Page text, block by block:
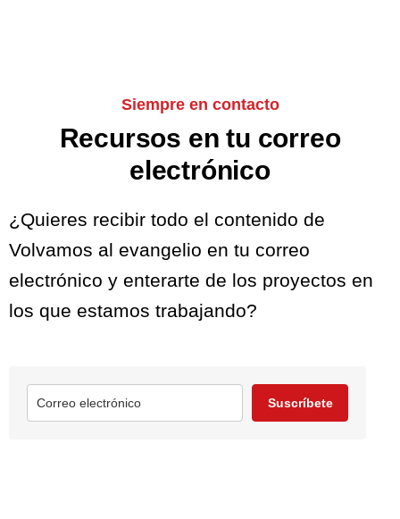
Siempre en contacto
Recursos en tu correo
electrónico
¿Quieres recibir todo el contenido de
Volvamos al evangelio en tu correo
electrónico y enterarte de los proyectos en
los que estamos trabajando?
Suscríbete